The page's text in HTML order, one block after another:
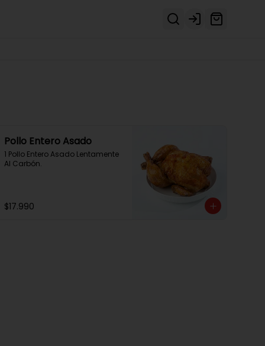
Login
Pollo Entero Asado
1 Pollo Entero Asado Lentamente
Al Carbón.
$17.990